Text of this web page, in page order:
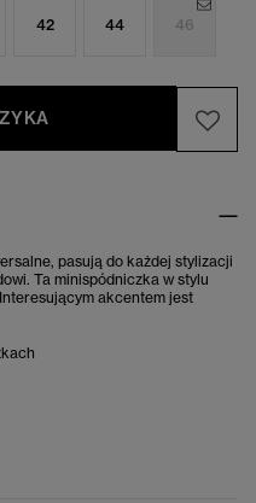
42 44 46
pasują do każdej stylizacji
Ta minispódniczka w stylu
akcentem jest